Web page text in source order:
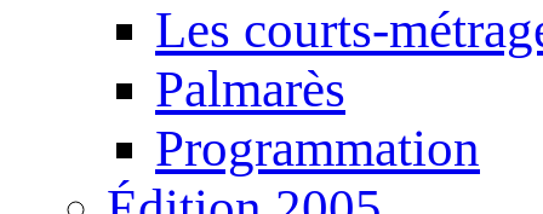
Les courts-
Palmarès
Programmation